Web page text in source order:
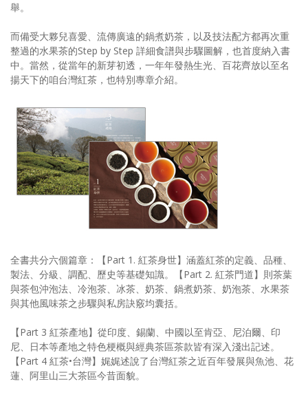
舉。
而備受大夥兒喜愛、流傳廣遠的鍋煮奶茶，以及技法配方都再次重
整過的水果茶的Step by Step 詳細食譜與步驟圖解，也首度納入書
中。當然，從當年的新芽初透，一年年發熱生光、百花齊放以至名
揚天下的咱台灣紅茶，也特別專章介紹。
全書共分六個篇章：【Part 1. 紅茶身世】涵蓋紅茶的定義、品種、
製法、分級、調配、歷史等基礎知識。【Part 2. 紅茶門道】則茶葉
與茶包沖泡法、冷泡茶、冰茶、奶茶、鍋煮奶茶、奶泡茶、水果茶
與其他風味茶之步驟與私房訣竅均囊括。
【Part 3 紅茶產地】從印度、錫蘭、中國以至肯亞、尼泊爾、印
尼、日本等產地之特色梗概與經典茶區茶款皆有深入淺出記述。
【Part 4 紅茶•台灣】娓娓述說了台灣紅茶之近百年發展與魚池、花
蓮、阿里山三大茶區今昔面貌。